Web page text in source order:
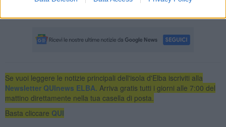
Se vuoi leggere le notizie principali dell'isola d'Elba iscriviti alla
Newsletter QUInews ELBA. Arriva gratis tutti i giorni alle 7:00 del
mattino direttamente nella tua casella di posta.
Basta cliccare QUI